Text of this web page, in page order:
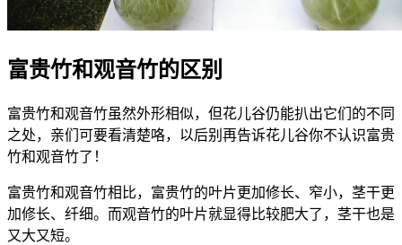
富贵竹和观音竹的区别
富贵竹和观音竹虽然外形相似，但花儿谷仍能扒出它们的不同
之处，亲们可要看清楚咯，以后别再告诉花儿谷你不认识富贵
竹和观音竹了！
富贵竹和观音竹相比，富贵竹的叶片更加修长、窄小，茎干更
加修长、纤细。而观音竹的叶片就显得比较肥大了，茎干也是
又大又短。